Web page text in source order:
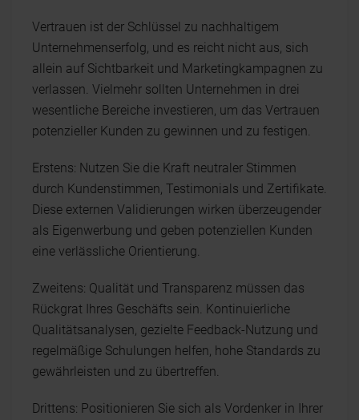
Vertrauen ist der Schlüssel zu nachhaltigem
Unternehmenserfolg, und es reicht nicht aus, sich
allein auf Sichtbarkeit und Marketingkampagnen zu
verlassen. Vielmehr sollten Unternehmen in drei
wesentliche Bereiche investieren, um das Vertrauen
potenzieller Kunden zu gewinnen und zu festigen.
Erstens: Nutzen Sie die Kraft neutraler Stimmen
durch Kundenstimmen, Testimonials und Zertifikate.
Diese externen Validierungen wirken überzeugender
als Eigenwerbung und geben potenziellen Kunden
eine verlässliche Orientierung.
Zweitens: Qualität und Transparenz müssen das
Rückgrat Ihres Geschäfts sein. Kontinuierliche
Qualitätsanalysen, gezielte Feedback-Nutzung und
regelmäßige Schulungen helfen, hohe Standards zu
gewährleisten und zu übertreffen.
Drittens: Positionieren Sie sich als Vordenker in Ihrer